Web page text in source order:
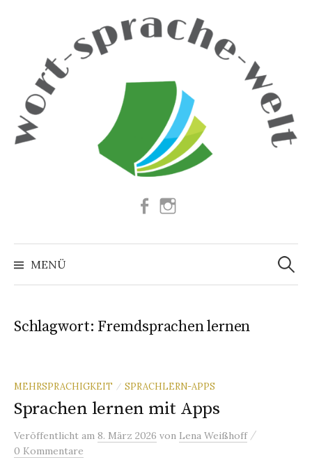
Facebook
MENÜ
Suchen
nach:
Schlagwort: Fremdsprachen lernen
MEHRSPRACHIGKEIT / SPRACHLERN-APPS
Sprachen lernen mit Apps
Veröffentlicht am 8. März 2026 von Lena Weißhoff /
0 Kommentare